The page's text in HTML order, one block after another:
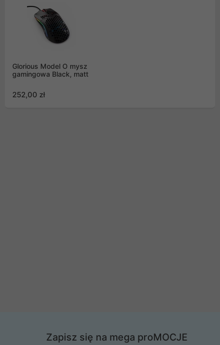
Glorious Model O mysz
gamingowa Black, matt
252,00 zł
Zapisz się na mega proMOCJE